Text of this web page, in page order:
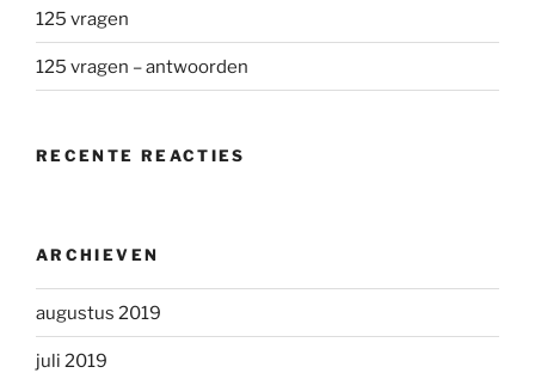
125 vragen
125 vragen – antwoorden
RECENTE REACTIES
ARCHIEVEN
augustus 2019
juli 2019